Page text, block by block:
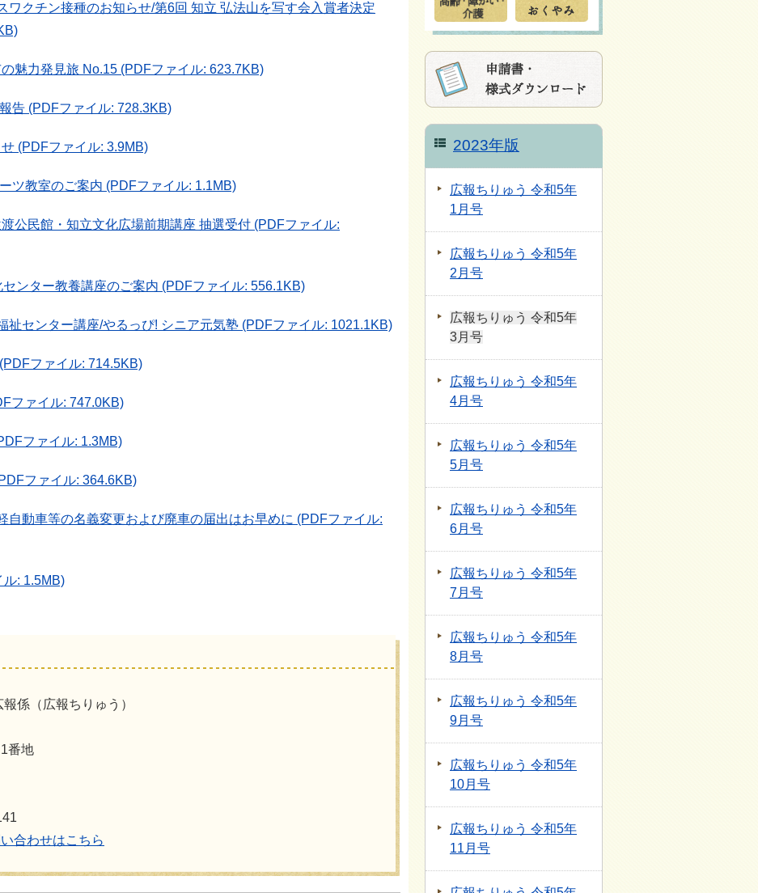
ワクチン接種のお知らせ/第6回 知立 弘法山を写す会入賞者決定
魅力発見旅 No.15 (PDFファイル: 623.7KB)
告 (PDFファイル: 728.3KB)
(PDFファイル: 3.9MB)
ツ教室のご案内 (PDFファイル: 1.1MB)
公民館・知立文化広場前期講座 抽選受付 (PDFファイル:
ンター教養講座のご案内 (PDFファイル: 556.1KB)
祉センター講座/やるっぴ! シニア元気塾 (PDFファイル: 1021.1KB)
ファイル: 714.5KB)
ファイル: 747.0KB)
ファイル: 1.3MB)
ファイル: 364.6KB)
自動車等の名義変更および廃車の届出はお早めに (PDFファイル:
: 1.5MB)
係（広報ちりゅう）
番地
合わせはこちら
2023年版
広報ちりゅう 令和5年
1月号
広報ちりゅう 令和5年
2月号
広報ちりゅう 令和5年
3月号
広報ちりゅう 令和5年
4月号
広報ちりゅう 令和5年
5月号
広報ちりゅう 令和5年
6月号
広報ちりゅう 令和5年
7月号
広報ちりゅう 令和5年
8月号
広報ちりゅう 令和5年
9月号
広報ちりゅう 令和5年
10月号
広報ちりゅう 令和5年
11月号